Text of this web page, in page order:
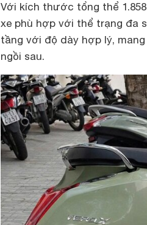
Với kích thước tổng thể
xe phù hợp với thể trạng đa
tầng với độ dày hợp lý,
ngồi sau.